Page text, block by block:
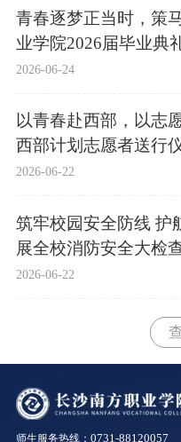
青春逐梦正当时，策
业学院2026届毕业典
2026-06-24
以青春赴西部，以志
西部计划志愿者送行
2026-06-22
筑牢校园安全防线 护航平安校园建设——我校开
展全校消防安全大检
2026-06-22
师生服务热线： 0731-88120057